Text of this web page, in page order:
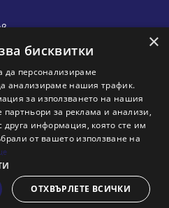
Виж на картата
информация за пазара
×
бисквитки
да персонализираме
анализираме нашия трафик.
за използването на нашия
за реклама и анализи,
информация, която сте им
от вашето използване на
ОТХВЪРЛЕТЕ ВСИЧКИ